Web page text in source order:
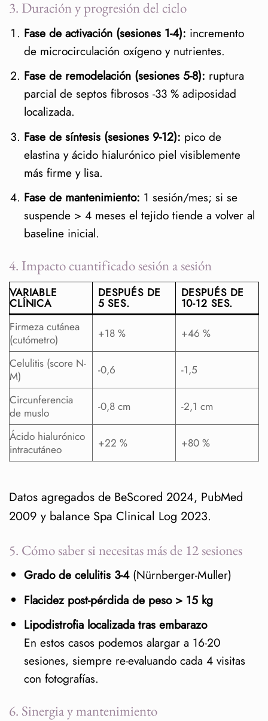
3. Duración y progresión del ciclo
Fase de activación (sesiones 1-4): incremento
de microcirculación oxígeno y nutrientes.
Fase de remodelación (sesiones 5-8): ruptura
parcial de septos fibrosos -33 % adiposidad
localizada.
Fase de síntesis (sesiones 9-12): pico de
elastina y ácido hialurónico piel visiblemente
más firme y lisa.
Fase de mantenimiento: 1 sesión/mes; si se
suspende > 4 meses el tejido tiende a volver al
baseline inicial.
4. Impacto cuantificado sesión a sesión
VARIABLE
CLÍNICA
DESPUÉS DE
5 SES.
DESPUÉS DE
10-12 SES.
Firmeza cutánea
(cutómetro)
+18 % +46 %
Celulitis (score N-
M)
-0,6 -1,5
Circunferencia
de muslo
-0,8 cm -2,1 cm
Ácido hialurónico
intracutáneo
+22 % +80 %
Datos agregados de BeScored 2024, PubMed
2009 y balance Spa Clinical Log 2023.
5. Cómo saber si necesitas más de 12 sesiones
Grado de celulitis 3-4(Nürnberger-Muller)
Flacidez post-pérdida de peso > 15 kg
Lipodistrofia localizada tras embarazo
En estos casos podemos alargar a 16-20
sesiones, siempre re-evaluando cada 4 visitas
con fotografías.
6. Sinergia y mantenimiento